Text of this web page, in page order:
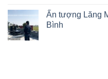
Ấn tượng Lăng
Bình